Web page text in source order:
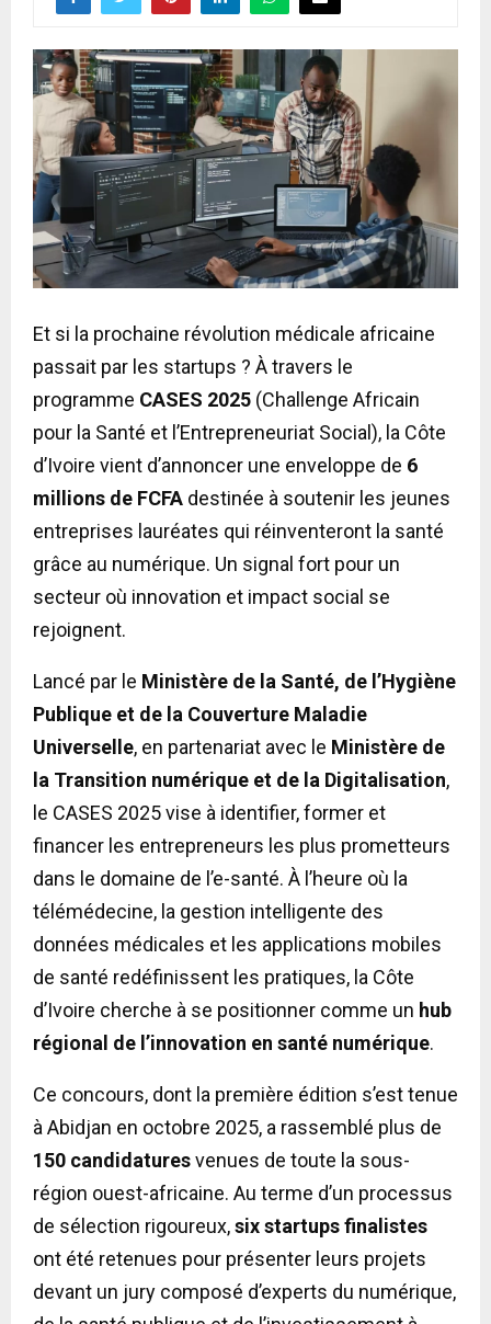
Et si la prochaine révolution médicale africaine
passait par les startups ? À travers le
programme CASES 2025 (Challenge Africain
pour la Santé et l’Entrepreneuriat Social), la Côte
d’Ivoire vient d’annoncer une enveloppe de 6
millions de FCFA destinée à soutenir les jeunes
entreprises lauréates qui réinventeront la santé
grâce au numérique. Un signal fort pour un
secteur où innovation et impact social se
rejoignent.
Lancé par le Ministère de la Santé, de l’Hygiène
Publique et de la Couverture Maladie
Universelle, en partenariat avec le Ministère de
la Transition numérique et de la Digitalisation,
le CASES 2025 vise à identifier, former et
financer les entrepreneurs les plus prometteurs
dans le domaine de l’e-santé. À l’heure où la
télémédecine, la gestion intelligente des
données médicales et les applications mobiles
de santé redéfinissent les pratiques, la Côte
d’Ivoire cherche à se positionner comme un hub
régional de l’innovation en santé numérique.
Ce concours, dont la première édition s’est tenue
à Abidjan en octobre 2025, a rassemblé plus de
150 candidaturesvenues de toute la sous-
région ouest-africaine. Au terme d’un processus
de sélection rigoureux,six startups finalistes
ont été retenues pour présenter leurs projets
devant un jury composé d’experts du numérique,